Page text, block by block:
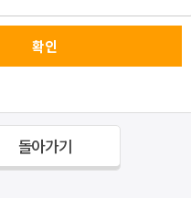
돌아가기